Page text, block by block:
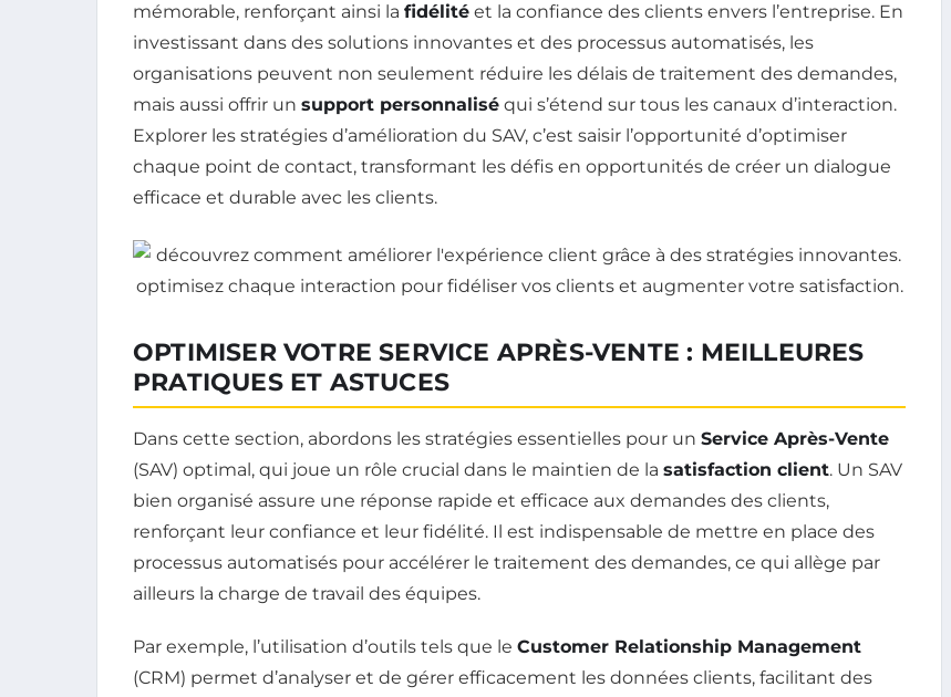
mémorable, renforçant ainsi la fidélité et la confiance des clients envers l’entreprise. En
investissant dans des solutions innovantes et des processus automatisés, les
organisations peuvent non seulement réduire les délais de traitement des demandes,
mais aussi offrir un support personnalisé qui s’étend sur tous les canaux d’interaction.
Explorer les stratégies d’amélioration du SAV, c’est saisir l’opportunité d’optimiser
chaque point de contact, transformant les défis en opportunités de créer un dialogue
efficace et durable avec les clients.
OPTIMISER VOTRE SERVICE APRÈS-VENTE : MEILLEURES
PRATIQUES ET ASTUCES
Dans cette section, abordons les stratégies essentielles pour un Service Après-Vente
(SAV) optimal, qui joue un rôle crucial dans le maintien de la satisfaction client. Un SAV
bien organisé assure une réponse rapide et efficace aux demandes des clients,
renforçant leur confiance et leur fidélité. Il est indispensable de mettre en place des
processus automatisés pour accélérer le traitement des demandes, ce qui allège par
ailleurs la charge de travail des équipes.
Par exemple, l’utilisation d’outils tels que le Customer Relationship Management
(CRM) permet d’analyser et de gérer efficacement les données clients, facilitant des